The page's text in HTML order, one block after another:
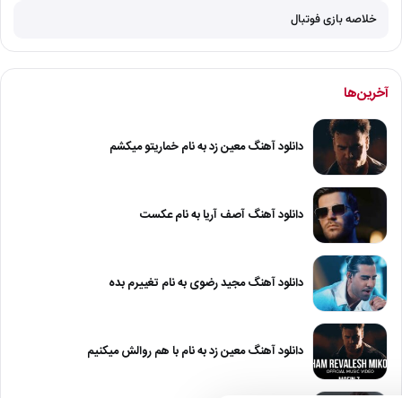
خلاصه بازی فوتبال
آخرین‌ها
دانلود آهنگ معین زد به نام خماریتو میکشم
دانلود آهنگ آصف آریا به نام عکست
دانلود آهنگ مجید رضوی به نام تغییرم بده
دانلود آهنگ معین زد به نام با هم روالش میکنیم